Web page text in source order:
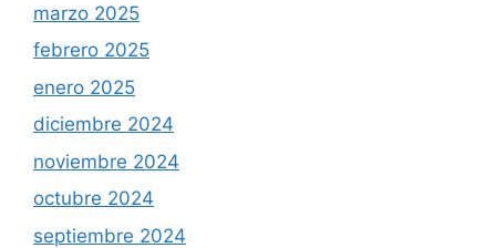
marzo 2025
febrero 2025
enero 2025
diciembre 2024
noviembre 2024
octubre 2024
septiembre 2024